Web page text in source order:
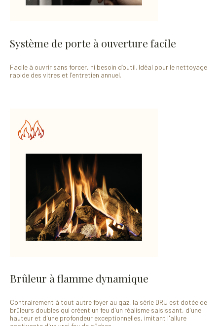
Système de porte à ouverture facile
Facile à ouvrir sans forcer, ni besoin d’outil. Idéal pour le nettoyage
rapide des vitres et l'entretien annuel.
Brûleur à flamme dynamique
Contrairement à tout autre foyer au gaz, la série DRU est dotée de
brûleurs doubles qui créent un feu d'un réalisme saisissant, d'une
hauteur et d'une profondeur exceptionnelles, imitant l'allure